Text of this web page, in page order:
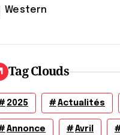
Western
Tag Clouds
2025 Actualités
Annonce Avril